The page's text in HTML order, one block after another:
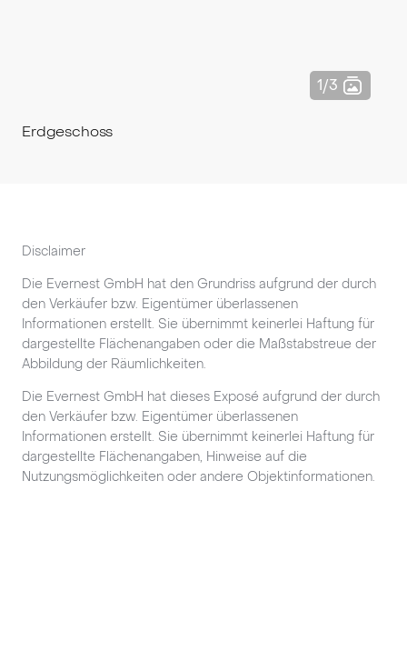
Erdgeschoss
Disclaimer
Die Evernest GmbH hat den Grundriss aufgrund der durch
den Verkäufer bzw. Eigentümer überlassenen
Informationen erstellt. Sie übernimmt keinerlei Haftung für
dargestellte Flächenangaben oder die Maßstabstreue der
Abbildung der Räumlichkeiten.
Die Evernest GmbH hat dieses Exposé aufgrund der durch
den Verkäufer bzw. Eigentümer überlassenen
Informationen erstellt. Sie übernimmt keinerlei Haftung für
dargestellte Flächenangaben, Hinweise auf die
Nutzungsmöglichkeiten oder andere Objektinformationen.